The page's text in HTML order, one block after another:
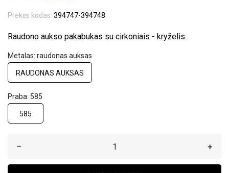
Prekės kodas: 394747-394748
Raudono aukso pakabukas su cirkoniais - kryželis.
Metalas: raudonas auksas
RAUDONAS AUKSAS
Praba: 585
585
– +